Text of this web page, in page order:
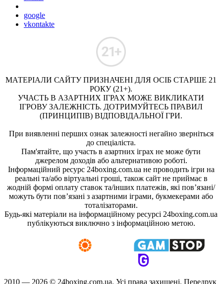
google
vkontakte
МАТЕРІАЛИ САЙТУ ПРИЗНАЧЕНІ ДЛЯ ОСІБ СТАРШЕ 21
РОКУ (21+).
УЧАСТЬ В АЗАРТНИХ ІГРАХ МОЖЕ ВИКЛИКАТИ
ІГРОВУ ЗАЛЕЖНІСТЬ. ДОТРИМУЙТЕСЬ ПРАВИЛ
(ПРИНЦИПІВ) ВІДПОВІДАЛЬНОЇ ГРИ.
При виявленні перших ознак залежності негайно зверніться
до спеціаліста.
Пам'ятайте, що участь в азартних іграх не може бути
джерелом доходів або альтернативою роботі.
Інформаційний ресурс 24boxing.com.ua не проводить ігри на
реальні та/або віртуальні гроші, також сайт не приймає в
жодній формі оплату ставок та/інших платежів, які пов’язані/
можуть бути пов’язані з азартними іграми, букмекерами або
тоталізаторами.
Будь-які матеріали на інформаційному ресурсі 24boxing.com.ua
публікуються виключно з інформаційною метою.
2010 — 2026 © 24boxing.com.ua. Усi права захищенi. Передрук